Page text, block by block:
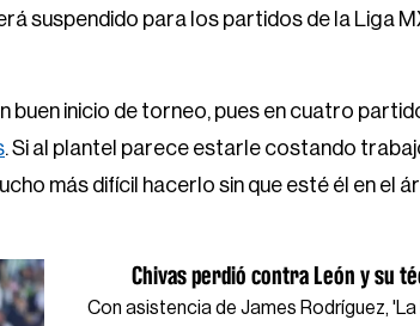
suspendido para los partidos de la Liga
buen inicio de torneo, pues en cuatro
. Si al plantel parece estarle costando
más difícil hacerlo sin que esté él en el
Chivas perdió contra León y su
Con asistencia de James Rodríguez,